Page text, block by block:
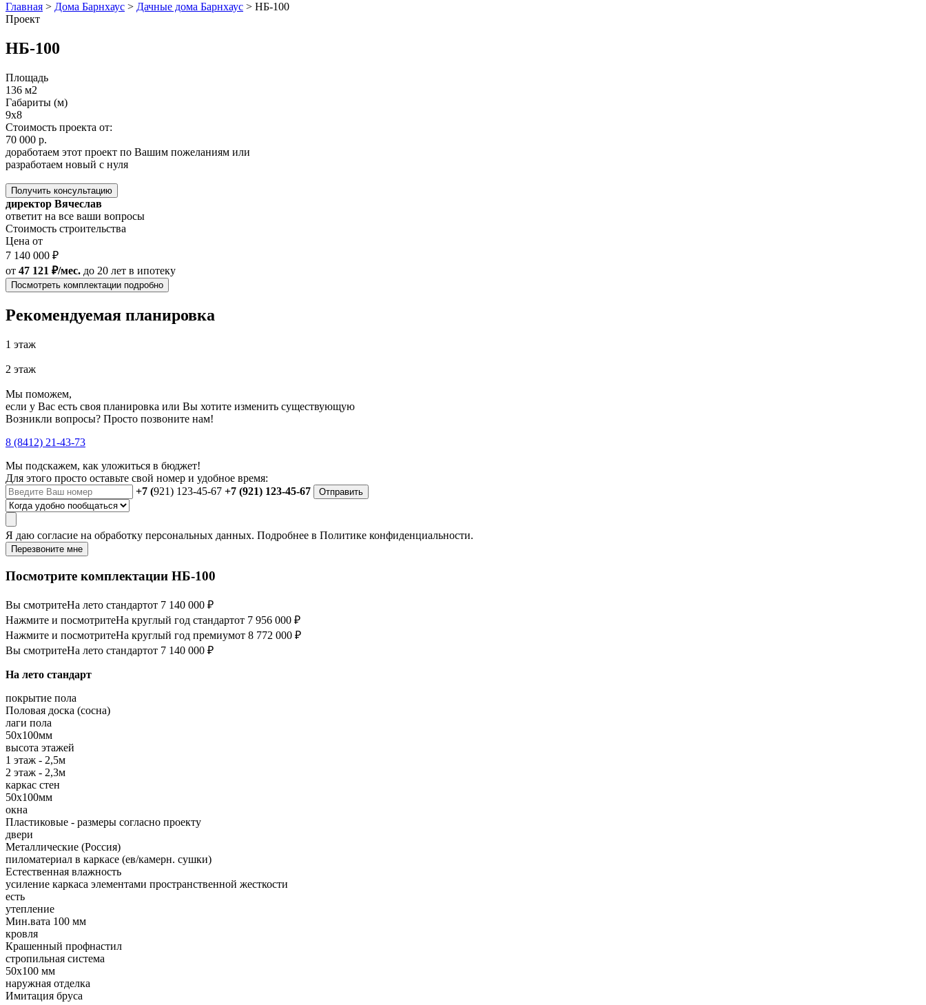
Главная > Дома Барнхаус > Дачные дома Барнхаус > НБ-100
Проект
НБ-100
Площадь
136 м2
Габариты (м)
9х8
Стоимость проекта от:
70 000 р.
доработаем этот проект по Вашим пожеланиям или
разработаем новый с нуля
Получить консультацию
директор Вячеслав
ответит на все ваши вопросы
Стоимость строительства
Цена от
7 140 000 ₽
от 47 121 ₽/мес. до 20 лет в ипотеку
Посмотреть комплектации подробно
Рекомендуемая планировка
1 этаж
2 этаж
Мы поможем,
если у Вас есть своя планировка или Вы хотите изменить существующую
Возникли вопросы? Просто позвоните нам!
8 (8412) 21-43-73
Мы подскажем, как уложиться в бюджет!
Для этого просто оставьте свой номер и удобное время:
+7 (921) 123-45-67 +7 (921) 123-45-67 Отправить
Я даю согласие на обработку персональных данных. Подробнее в Политике конфиденциальности.
Перезвоните мне
Посмотрите комплектации НБ-100
Вы смотритеНа лето стандартот 7 140 000 ₽
Нажмите и посмотритеНа круглый год стандартот 7 956 000 ₽
Нажмите и посмотритеНа круглый год премиумот 8 772 000 ₽
Вы смотритеНа лето стандартот 7 140 000 ₽
На лето стандарт
покрытие пола
Половая доска (сосна)
лаги пола
50х100мм
высота этажей
1 этаж - 2,5м
2 этаж - 2,3м
каркас стен
50х100мм
окна
Пластиковые - размеры согласно проекту
двери
Металлические (Россия)
пиломатериал в каркасе (ев/камерн. сушки)
Естественная влажность
усиление каркаса элементами пространственной жесткости
есть
утепление
Мин.вата 100 мм
кровля
Крашенный профнастил
стропильная система
50х100 мм
наружная отделка
Имитация бруса